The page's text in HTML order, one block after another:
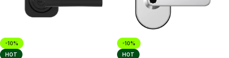
-10%
HOT
-10%
HOT